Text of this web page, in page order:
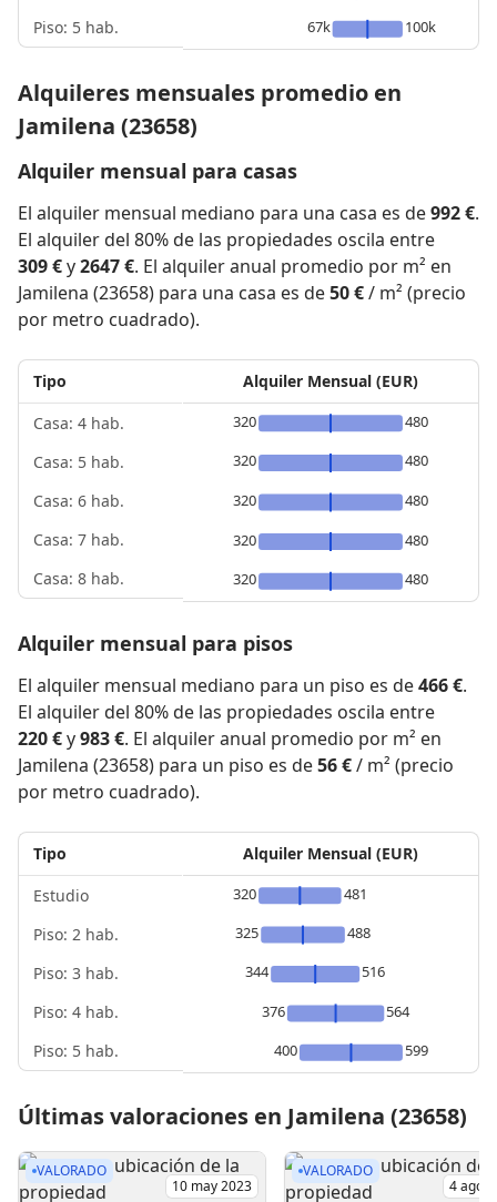
Piso: 5 hab.
67k
100k
Alquileres mensuales promedio en
Jamilena (23658)
Alquiler mensual para casas
El alquiler mensual mediano para una casa es de992 €.
El alquiler del 80% de las propiedades oscila entre
309 €y2647 €. El alquiler anual promedio por m² en
Jamilena (23658) para una casa es de50 €/ m² (precio
por metro cuadrado).
Tipo
Casa: 4 hab.
Casa: 5 hab.
Casa: 6 hab.
Casa: 7 hab.
Casa: 8 hab.
Alquiler Mensual (EUR)
320
480
320
480
320
480
320
480
320
480
Alquiler mensual para pisos
El alquiler mensual mediano para un piso es de466 €.
El alquiler del 80% de las propiedades oscila entre
220 €y983 €. El alquiler anual promedio por m² en
Jamilena (23658) para un piso es de56 €/ m² (precio
por metro cuadrado).
Tipo
Estudio
Piso: 2 hab.
Piso: 3 hab.
Piso: 4 hab.
Piso: 5 hab.
Alquiler Mensual (EUR)
320
481
325
488
344
516
376
564
400
599
Últimas valoraciones en Jamilena (23658)
VALORADO
10 may 2023
VALORADO
4 ago